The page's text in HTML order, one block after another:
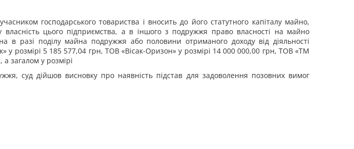
господарського товариства і вносить до його статутного капіталу майно,
цього підприємства, а в іншого з подружжя право власності на майно
разі поділу майна подружжя або половини отриманого доходу від діяльності
у розмірі 5 185 577,04 грн, ТОВ «Вісак-Оризон» у розмірі 14 000 000,00 грн, ТОВ «ТМ
загалом у розмірі
суд дійшов висновку про наявність підстав для задоволення позовних вимог